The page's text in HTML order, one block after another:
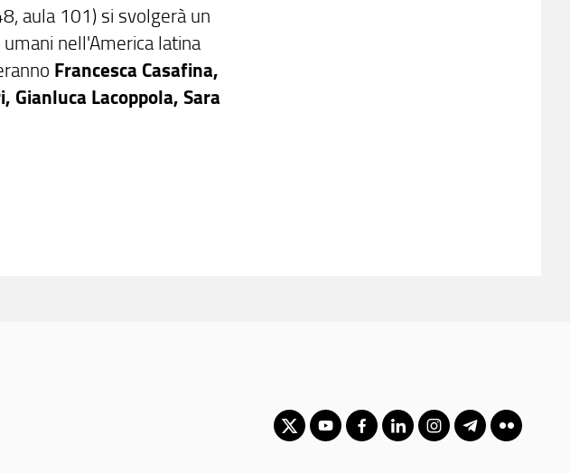
aula 101) si svolgerà un
nell'America latina
Francesca Casafina,
Gianluca Lacoppola, Sara